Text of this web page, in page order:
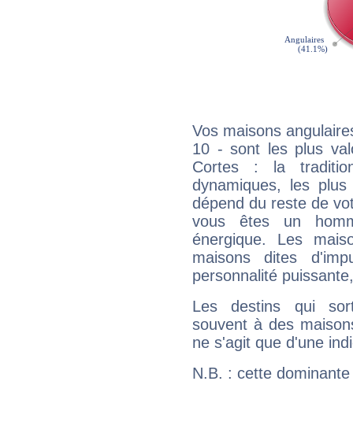
Vos maisons
10 - sont les plus
Cortes : la
dynamiques, les
dépend du reste de
vous êtes un
énergique. Les
maisons dites
personnalité
Les destins qui
souvent à des
ne s'agit que d'une
N.B. : cette